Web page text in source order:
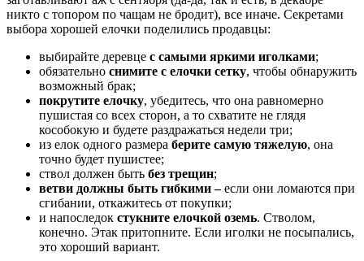
никто с топором по чащам не бродит), все иначе. Секретами
выбора хорошей елочки поделились продавцы:
выбирайте деревце с самыми яркими иголками;
обязательно снимите с елочки сетку, чтобы обнаружить
возможный брак;
покрутите елочку, убедитесь, что она равномерно
пушистая со всех сторон, а то схватите не глядя
кособокую и будете раздражаться недели три;
из елок одного размера берите самую тяжелую, она
точно будет пушистее;
ствол должен быть без трещин;
ветви должны быть гибкими –если они ломаются при
сгибании, откажитесь от покупки;
и напоследок стукните елочкой оземь. Стволом,
конечно. Этак притопните. Если иголки не посыпались,
это хороший вариант.